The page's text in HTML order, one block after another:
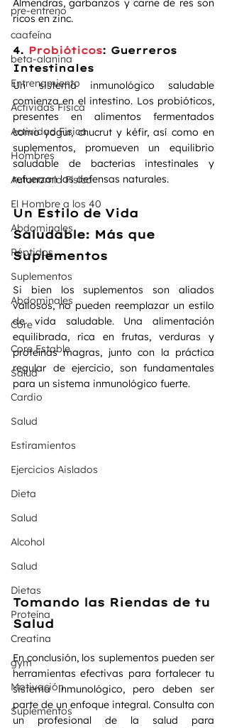
pre-entreno
caafeína
beta-alanina
Entrenamiento
Actividas Fisica
Actividad Fisica
Hombres
Autonomía Física
El Hombre a los 40
Abdominales
Péptidos
Suplementos
Abdominales
Core
Core Estable
Salud
Cardio
Salud
Estiramientos
Ejercicios Aislados
Dieta
Salud
Alcohol
Salud
Dietas
Proteína
Creatina
gym
Motivación
Suplementos
Almendras, garbanzos y carne de res son
ricos en zinc.
4. Probióticos: Guerreros
Intestinales
Un sistema inmunológico saludable
comienza en el intestino. Los probióticos,
presentes en alimentos fermentados
como yogur, chucrut y kéfir, así como en
suplementos, promueven un equilibrio
saludable de bacterias intestinales y
refuerzan las defensas naturales.
Un Estilo de Vida
Saludable: Más que
Suplementos
Si bien los suplementos son aliados
valiosos, no pueden reemplazar un estilo
de vida saludable. Una alimentación
equilibrada, rica en frutas, verduras y
proteínas magras, junto con la práctica
regular de ejercicio, son fundamentales
para un sistema inmunológico fuerte.
Tomando las Riendas de tu
Salud
En conclusión, los suplementos pueden ser
herramientas efectivas para fortalecer tu
sistema inmunológico, pero deben ser
parte de un enfoque integral. Consulta con
un profesional de la salud para